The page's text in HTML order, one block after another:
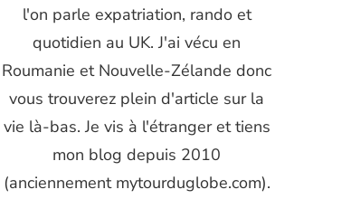
l'on parle expatriation, rando et
quotidien au UK. J'ai vécu en
Roumanie et Nouvelle-Zélande donc
vous trouverez plein d'article sur la
vie là-bas. Je vis à l'étranger et tiens
mon blog depuis 2010
(anciennement mytourduglobe.com).